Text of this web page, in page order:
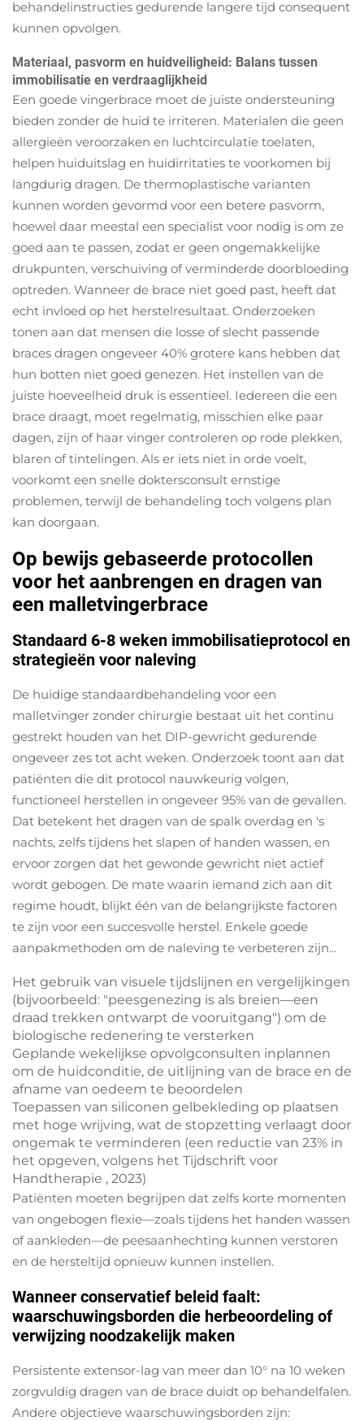
behandelinstructies gedurende langere tijd consequent
kunnen opvolgen.
Materiaal, pasvorm en huidveiligheid: Balans tussen
immobilisatie en verdraaglijkheid
Een goede vingerbrace moet de juiste ondersteuning
bieden zonder de huid te irriteren. Materialen die geen
allergieën veroorzaken en luchtcirculatie toelaten,
helpen huiduitslag en huidirritaties te voorkomen bij
langdurig dragen. De thermoplastische varianten
kunnen worden gevormd voor een betere pasvorm,
hoewel daar meestal een specialist voor nodig is om ze
goed aan te passen, zodat er geen ongemakkelijke
drukpunten, verschuiving of verminderde doorbloeding
optreden. Wanneer de brace niet goed past, heeft dat
echt invloed op het herstelresultaat. Onderzoeken
tonen aan dat mensen die losse of slecht passende
braces dragen ongeveer 40% grotere kans hebben dat
hun botten niet goed genezen. Het instellen van de
juiste hoeveelheid druk is essentieel. Iedereen die een
brace draagt, moet regelmatig, misschien elke paar
dagen, zijn of haar vinger controleren op rode plekken,
blaren of tintelingen. Als er iets niet in orde voelt,
voorkomt een snelle doktersconsult ernstige
problemen, terwijl de behandeling toch volgens plan
kan doorgaan.
Op bewijs gebaseerde protocollen
voor het aanbrengen en dragen van
een malletvingerbrace
Standaard 6-8 weken immobilisatieprotocol en
strategieën voor naleving
De huidige standaardbehandeling voor een
malletvinger zonder chirurgie bestaat uit het continu
gestrekt houden van het DIP-gewricht gedurende
ongeveer zes tot acht weken. Onderzoek toont aan dat
patiënten die dit protocol nauwkeurig volgen,
functioneel herstellen in ongeveer 95% van de gevallen.
Dat betekent het dragen van de spalk overdag en 's
nachts, zelfs tijdens het slapen of handen wassen, en
ervoor zorgen dat het gewonde gewricht niet actief
wordt gebogen. De mate waarin iemand zich aan dit
regime houdt, blijkt één van de belangrijkste factoren
te zijn voor een succesvolle herstel. Enkele goede
aanpakmethoden om de naleving te verbeteren zijn...
Het gebruik van visuele tijdslijnen en vergelijkingen
(bijvoorbeeld: "peesgenezing is als breien—een
draad trekken ontwarpt de vooruitgang") om de
biologische redenering te versterken
Geplande wekelijkse opvolgconsulten inplannen
om de huidconditie, de uitlijning van de brace en de
afname van oedeem te beoordelen
Toepassen van siliconen gelbekleding op plaatsen
met hoge wrijving, wat de stopzetting verlaagt door
ongemak te verminderen (een reductie van 23% in
het opgeven, volgens het Tijdschrift voor
Handtherapie , 2023)
Patiënten moeten begrijpen dat zelfs korte momenten
van ongebogen flexie—zoals tijdens het handen wassen
of aankleden—de peesaanhechting kunnen verstoren
en de hersteltijd opnieuw kunnen instellen.
Wanneer conservatief beleid faalt:
waarschuwingsborden die herbeoordeling of
verwijzing noodzakelijk maken
Persistente extensor-lag van meer dan 10° na 10 weken
zorgvuldig dragen van de brace duidt op behandelfalen.
Andere objectieve waarschuwingsborden zijn: